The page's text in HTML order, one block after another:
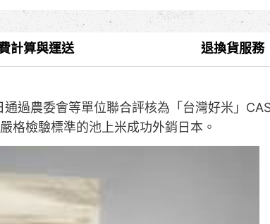
過農委會等單位聯合評核為「台灣好米」
格檢驗標準的池上米成功外銷日本。
計算與運送 退換貨服務